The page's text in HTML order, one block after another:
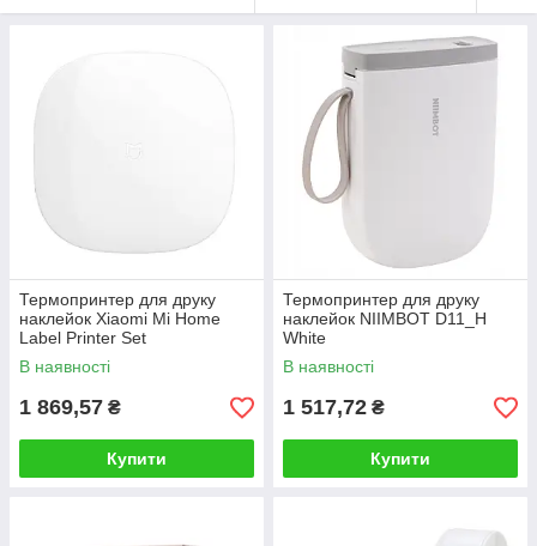
Термопринтер для друку
наклейок Xiaomi Mi Home
Label Printer Set
В наявності
1 869,57 ₴
Купити
Термопринтер для друку
наклейок NIIMBOT D11_H
White
В наявності
1 517,72 ₴
Купити